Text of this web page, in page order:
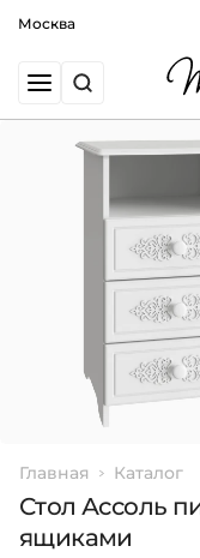
Москва
Главная Каталог
Стол Ассоль
ящиками